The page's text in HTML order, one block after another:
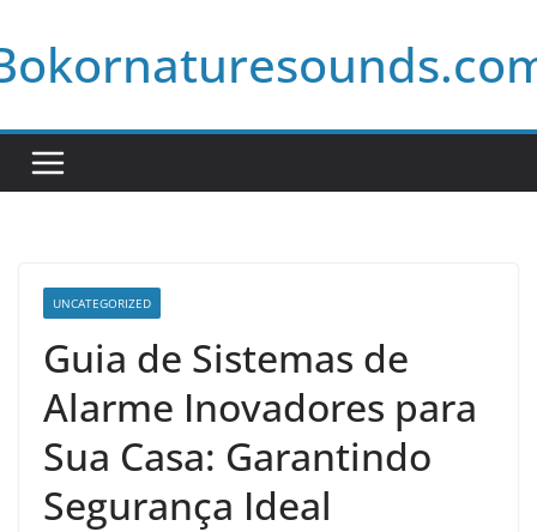
to
content
UNCATEGORIZED
Guia de Sistemas de
Alarme Inovadores para
Sua Casa: Garantindo
Segurança Ideal